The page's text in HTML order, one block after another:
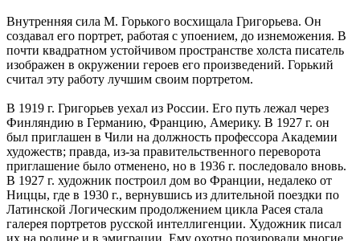
Внутренняя сила М. Горького восхищала Григорьева. Он
создавал его портрет, работая с упоением, до изнеможения. В
почти квадратном устойчивом пространстве холста писатель
изображен в окружении героев его произведений. Горький
считал эту работу лучшим своим портретом.
В 1919 г. Григорьев уехал из России. Его путь лежал через
Финляндию в Германию, Францию, Америку. В 1927 г. он
был приглашен в Чили на должность профессора Академии
художеств; правда, из-за правительственного переворота
приглашение было отменено, но в 1936 г. последовало вновь.
В 1927 г. художник построил дом во Франции, недалеко от
Ниццы, где в 1930 г., вернувшись из длительной поездки по
Латинской Логическим продолжением цикла Расея стала
галерея портретов русской интеллигенции. Художник писал
их на родине и в эмиграции. Ему охотно позировали многие